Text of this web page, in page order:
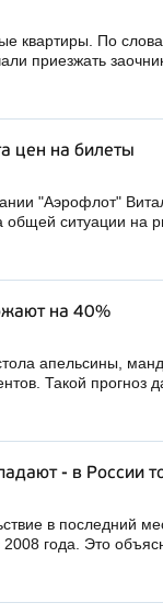
квартиры. По
приезжать
цен на билеты
"Аэрофлот"
ситуации на
на 40%
апельсины,
Такой прогноз
- в России
в последний
года. Это